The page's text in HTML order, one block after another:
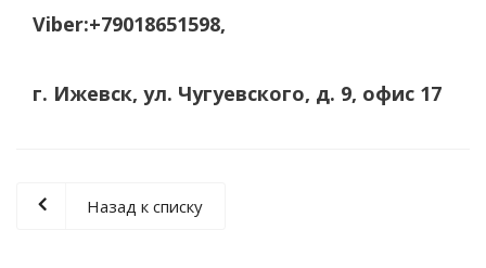
Viber:+79018651598,
г. Ижевск, ул. Чугуевского, д. 9, офис 17
Назад к списку